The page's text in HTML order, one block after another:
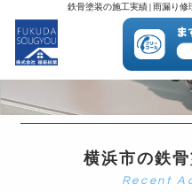
鉄骨塗装の施工実績 | 雨漏り
横浜市の鉄